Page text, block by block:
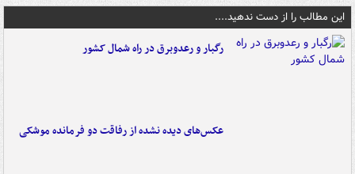
این مطالب را از دست ندهید....
رگبار و رعدوبرق در راه شمال کشور
عکس‌های دیده نشده از رفاقت دو فرمانده‌ موشکی